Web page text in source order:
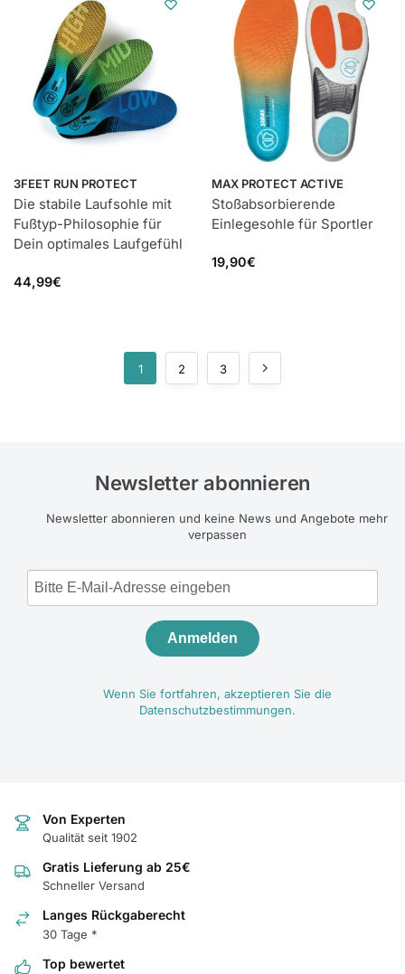
3FEET RUN PROTECT
Die stabile Laufsohle mit
Fußtyp-Philosophie für
Dein optimales Laufgefühl
44,99€
MAX PROTECT ACTIVE
Stoßabsorbierende
Einlegesohle für Sportler
19,90€
1 2 3
Newsletter abonnieren
Newsletter abonnieren und keine News und Angebote mehr
verpassen
Anmelden
Wenn Sie fortfahren, akzeptieren Sie die
Datenschutzbestimmungen.
Von Experten
Qualität seit 1902
Gratis Lieferung ab 25€
Schneller Versand
Langes Rückgaberecht
30 Tage *
Top bewertet